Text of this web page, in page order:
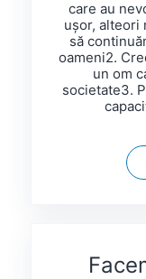
care au
ușor, alteori
să
oameni2.
un om
societate3.